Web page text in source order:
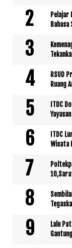
Pelajar
RSUD
Ruang
ITDC
ITDC
Wisata
Lalu